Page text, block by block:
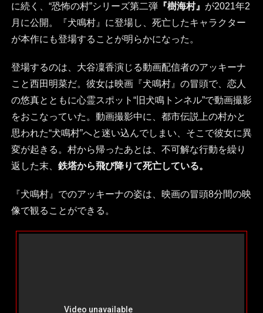
に続く、“恐怖の村”シリーズ第二弾『樹海村』 が2021年2
月に公開。『犬鳴村』に登場し、死亡したキャラクター
が本作にも登場することが明らかになった。
登場するのは、大谷凜香演じる動画配信者のアッキーナ
こと西田明菜だ。彼女は映画『犬鳴村』の冒頭で、恋人
の悠真とともに心霊スポット“旧犬鳴トンネル”で動画撮影
をおこなっていた。動画撮影中に、都市伝説上の村かと
思われた“犬鳴村”へと迷い込んでしまい、そこで彼女に異
変が起きる。村から帰ったあとは、不可解な行動を繰り
返した末、 鉄塔から飛び降りて死亡している。
『犬鳴村』でのアッキーナの姿は、映画の冒頭8分間の映
像で観ることができる。